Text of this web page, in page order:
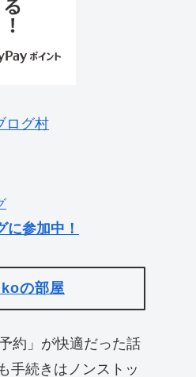
ログ村
に参加中！
の部屋
約」が快適だった話
手続きはノンストッ